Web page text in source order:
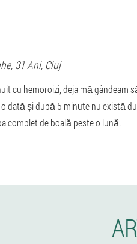
, 31 Ani, Cluj
cu hemoroizi, deja mă gândeam
dată și după 5 minute nu există
complet de boală peste o lună.